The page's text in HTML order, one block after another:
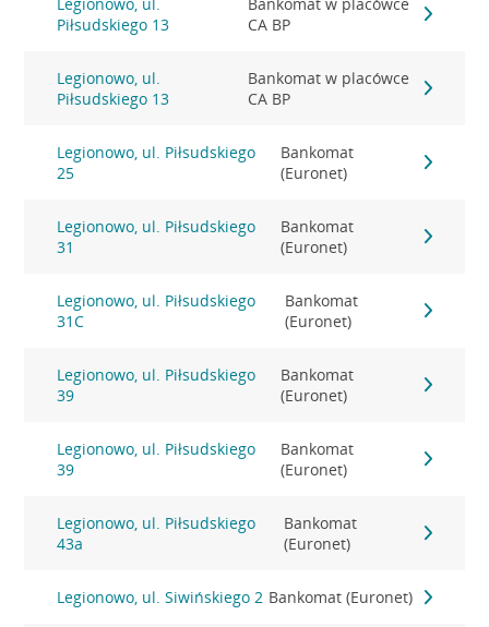
Piłsudskiego 13
CA BP
Legionowo, ul.
Piłsudskiego 13
Bankomat w placówce
CA BP
Legionowo, ul. Piłsudskiego
25
Bankomat
(Euronet)
Legionowo, ul. Piłsudskiego
31
Bankomat
(Euronet)
Legionowo, ul. Piłsudskiego
31C
Bankomat
(Euronet)
Legionowo, ul. Piłsudskiego
39
Bankomat
(Euronet)
Legionowo, ul. Piłsudskiego
39
Bankomat
(Euronet)
Legionowo, ul. Piłsudskiego
43a
Bankomat
(Euronet)
Legionowo, ul. Siwińskiego 2 Bankomat (Euronet)